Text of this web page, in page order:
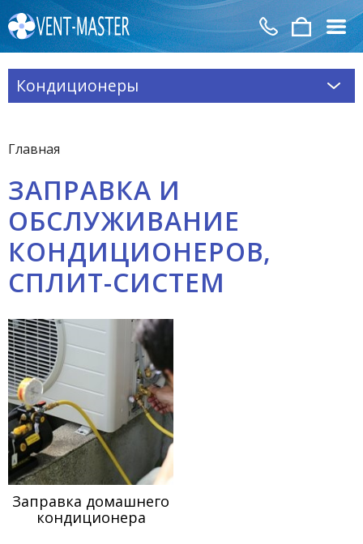
Главная
ЗАПРАВКА И
ОБСЛУЖИВАНИЕ
КОНДИЦИОНЕРОВ,
СПЛИТ-СИСТЕМ
Заправка домашнего
кондиционера
Кондиционеры